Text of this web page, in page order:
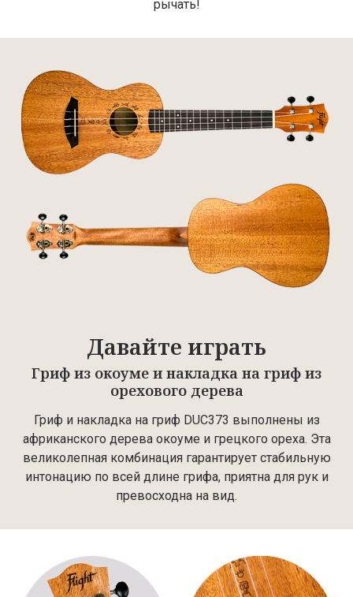
рычать!
Давайте играть
Гриф из окоуме и накладка на гриф из
орехового дерева
Гриф и накладка на гриф DUC373 выполнены из
африканского дерева окоуме и грецкого ореха. Эта
великолепная комбинация гарантирует стабильную
интонацию по всей длине грифа, приятна для рук и
превосходна на вид.